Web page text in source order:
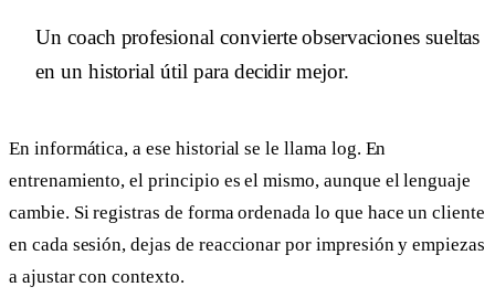
Un coach profesional convierte observaciones sueltas
en un historial útil para decidir mejor.
En informática, a ese historial se le llama log. En
entrenamiento, el principio es el mismo, aunque el lenguaje
cambie. Si registras de forma ordenada lo que hace un cliente
en cada sesión, dejas de reaccionar por impresión y empiezas
a ajustar con contexto.